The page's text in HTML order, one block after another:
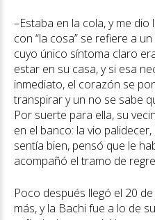
–Estaba en la cola, y me
con “la cosa” se refiere a
cuyo único síntoma claro
estar en su casa, y si esa
inmediato, el corazón se
transpirar y un no se sabe
Por suerte para ella, su
en el banco: la vio
sentía bien, pensó que le
acompañó el tramo de
Poco después llegó el 20
más, y la Bachi fue a lo de